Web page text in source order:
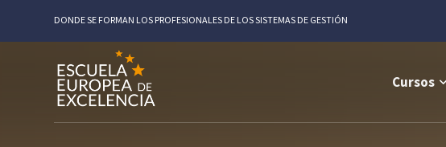
DONDE SE FORMAN LOS PROFESIONALES DE LOS SISTEMAS DE GESTIÓN
Cursos